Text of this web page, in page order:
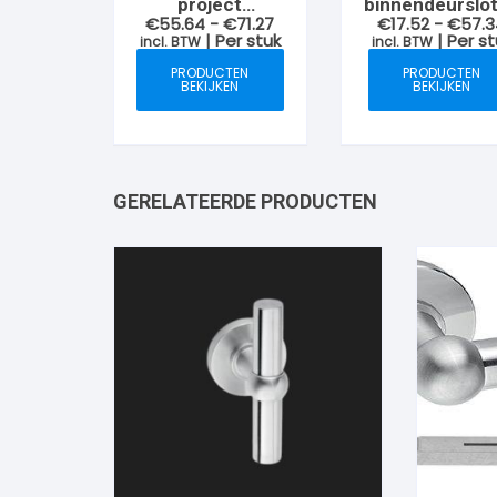
project
binnendeur
magneetsloten
€55.64 - €71.27Prijsklasse:
€55.64
tot
incl. BTW | Per stuk
PRODUCTEN
BEKIJKEN
€17.52 - €
incl. BTW | Per
PRODUCTEN
BEKIJKEN
GERELATEERDE PRODUCTEN